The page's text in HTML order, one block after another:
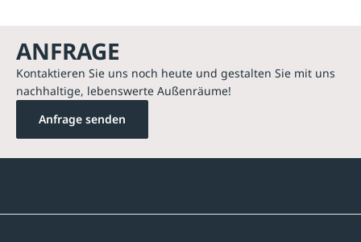
ANFRAGE
Kontaktieren Sie uns noch heute und gestalten Sie mit uns
nachhaltige, lebenswerte Außenräume!
Anfrage senden